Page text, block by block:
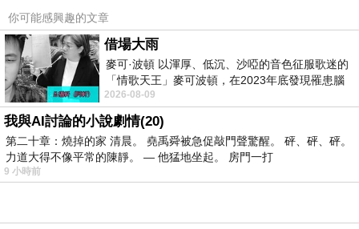
※ 佈告於臉書。
※內存於：我的網站/01/B/B8/B8/B8zE/招思良
_01.htm
■標籤：#香港 #摺友 #照片 #多謝 #老師 #提醒 #休
息 #時間 #未經 #作者 #同意 #作品 #刪除 #少量 #
背景
你可能感興趣的文章
借場大雨
麥可·波頓 以渾厚、低沉、沙啞的音色征服歌迷的
「情歌天王」麥可波頓，在2023年底發現罹患腦
瘤「祈禱早日康復，一切都好」。
2026-08-09
我與AI討論的小說劇情(20)
第二十章：燒掉的家 清晨。 堯禹舜被急促敲門聲驚醒。 砰、砰、砰。
力道大得不像平常的陳靜。 — 他猛地坐起。 房門一打
9 小時前